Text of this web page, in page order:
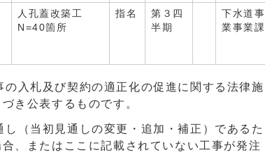
人孔蓋改築工
N=40箇所
指名
第３四
半期
下水道事
業事業課
入札及び契約の適正化の促進に関する法律施
き公表するものです。
（当初見通しの変更・追加・補正）であるた
、またはここに記載されていない工事が発注